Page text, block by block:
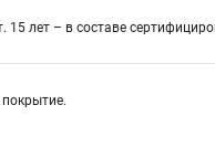
15 лет – в составе